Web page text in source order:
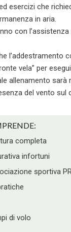
esercizi che
in aria.
con
l’addestramento
vela” per
allenamento sarà
del vento sul
completa
infortuni
sportiva
di volo